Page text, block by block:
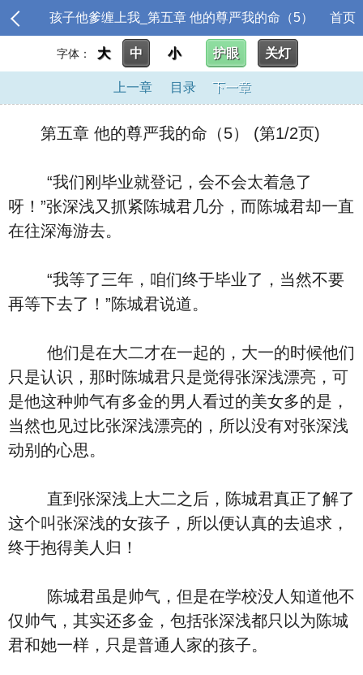
孩子他爹缠上我_第五章 他的尊严我的命（5） 首页
字体： 大 中 小 护眼 关灯
上一章 目录 下一章
第五章 他的尊严我的命（5） (第1/2页)
“我们刚毕业就登记，会不会太着急了
呀！”张深浅又抓紧陈城君几分，而陈城君却一直
在往深海游去。
“我等了三年，咱们终于毕业了，当然不要
再等下去了！”陈城君说道。
他们是在大二才在一起的，大一的时候他们
只是认识，那时陈城君只是觉得张深浅漂亮，可
是他这种帅气有多金的男人看过的美女多的是，
当然也见过比张深浅漂亮的，所以没有对张深浅
动别的心思。
直到张深浅上大二之后，陈城君真正了解了
这个叫张深浅的女孩子，所以便认真的去追求，
终于抱得美人归！
陈城君虽是帅气，但是在学校没人知道他不
仅帅气，其实还多金，包括张深浅都只以为陈城
君和她一样，只是普通人家的孩子。